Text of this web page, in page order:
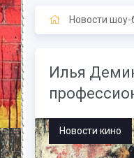
Новости шоу-
Илья
Новости кино